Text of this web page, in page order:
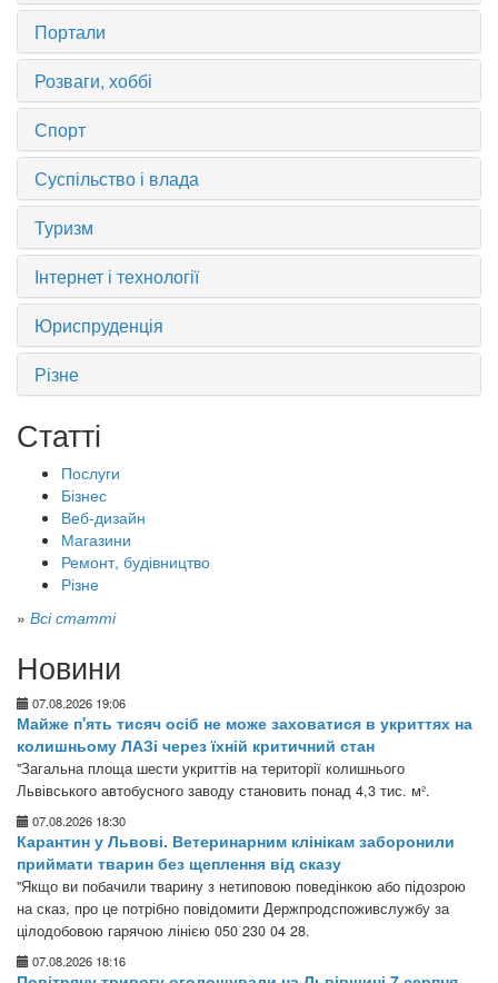
Портали
Розваги, хоббі
Спорт
Суспільство і влада
Туризм
Інтернет і технології
Юриспруденція
Різне
Статті
Послуги
Бізнес
Веб-дизайн
Магазини
Ремонт, будівництво
Різне
» Всі статті
Новини
07.08.2026 19:06
Майже п'ять тисяч осіб не може заховатися в укриттях на
колишньому ЛАЗі через їхній критичний стан
"Загальна площа шести укриттів на території колишнього
Львівського автобусного заводу становить понад 4,3 тис. м².
07.08.2026 18:30
Карантин у Львові. Ветеринарним клінікам заборонили
приймати тварин без щеплення від сказу
"Якщо ви побачили тварину з нетиповою поведінкою або підозрою
на сказ, про це потрібно повідомити Держпродспоживслужбу за
цілодобовою гарячою лінією 050 230 04 28.
07.08.2026 18:16